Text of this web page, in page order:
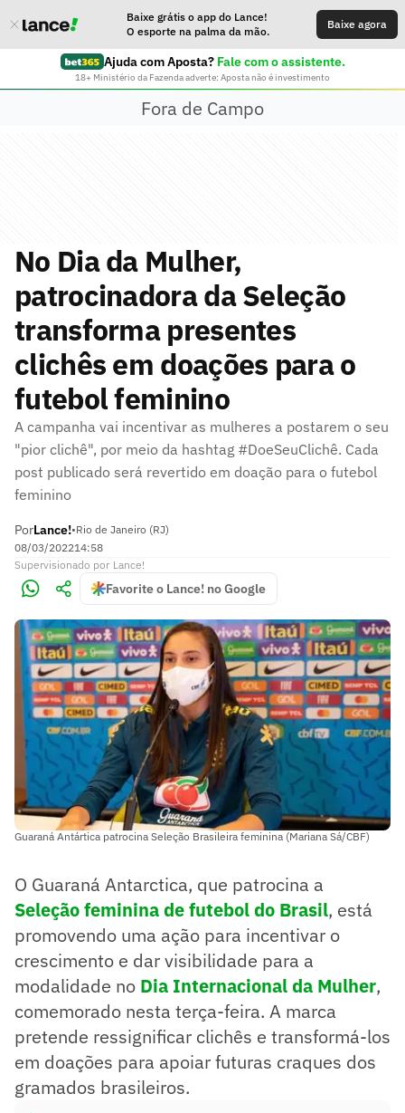
Baixe grátis o app do Lance!
O esporte na palma da mão.
Baixe agora
Ajuda com Aposta? Fale com o assistente.
18+ Ministério da Fazenda adverte: Aposta não é investimento
Fora de Campo
No Dia da Mulher,
patrocinadora da Seleção
transforma presentes
clichês em doações para o
futebol feminino
A campanha vai incentivar as mulheres a postarem o seu
"pior clichê", por meio da hashtag #DoeSeuClichê. Cada
post publicado será revertido em doação para o futebol
feminino
PorLance!•Rio de Janeiro (RJ)
08/03/202214:58
Supervisionado por Lance!
Favorite o Lance! no Google
Guaraná Antártica patrocina Seleção Brasileira feminina (Mariana Sá/CBF)
O Guaraná Antarctica, que patrocina a
Seleção feminina de futebol do Brasil, está
promovendo uma ação para incentivar o
crescimento e dar visibilidade para a
modalidade no Dia Internacional da Mulher,
comemorado nesta terça-feira. A marca
pretende ressignificar clichês e transformá-los
em doações para apoiar futuras craques dos
gramados brasileiros.